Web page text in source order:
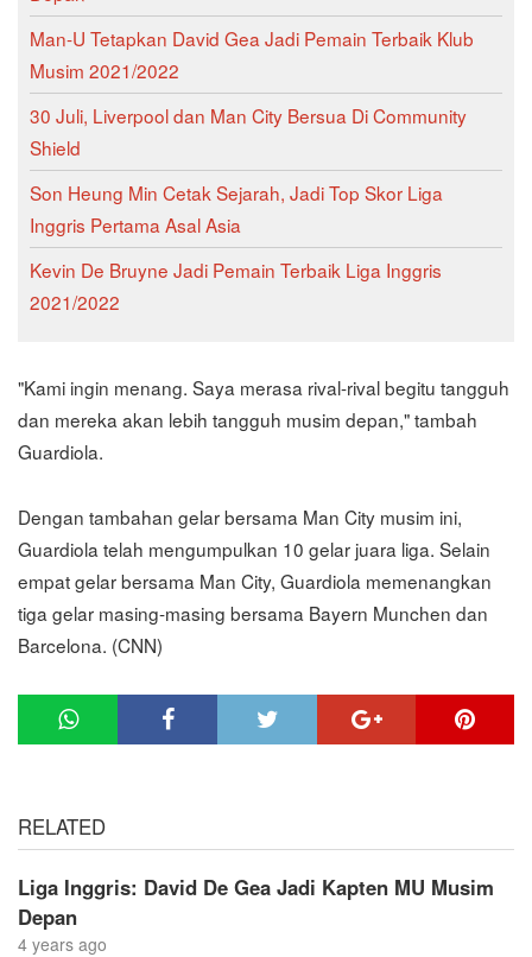
Man-U Tetapkan David Gea Jadi Pemain Terbaik Klub
Musim 2021/2022
30 Juli, Liverpool dan Man City Bersua Di Community
Shield
Son Heung Min Cetak Sejarah, Jadi Top Skor Liga
Inggris Pertama Asal Asia
Kevin De Bruyne Jadi Pemain Terbaik Liga Inggris
2021/2022
"Kami ingin menang. Saya merasa rival-rival begitu tangguh
dan mereka akan lebih tangguh musim depan," tambah
Guardiola.
Dengan tambahan gelar bersama Man City musim ini,
Guardiola telah mengumpulkan 10 gelar juara liga. Selain
empat gelar bersama Man City, Guardiola memenangkan
tiga gelar masing-masing bersama Bayern Munchen dan
Barcelona. (CNN)
RELATED
Liga Inggris: David De Gea Jadi Kapten MU Musim
Depan
4 years ago